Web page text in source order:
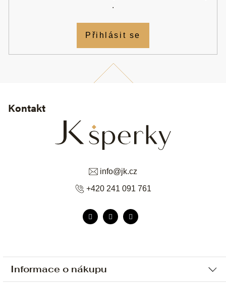
Informace o nákupu
Kontakt
info@jk.cz
+420 241 091 761
.
Přihlásit se